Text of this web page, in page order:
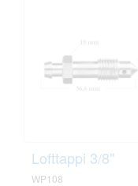
Lofttappi 3/8"
WP108